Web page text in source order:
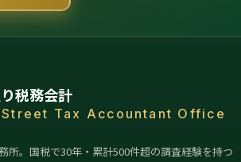
税務会計
Tax Accountant Office
所。国税で30年・累計500件超の調査経験を持つ